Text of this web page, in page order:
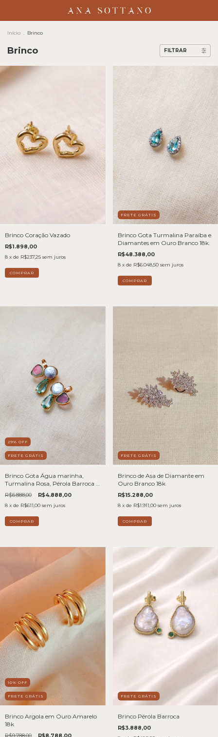
Início . Brinco
Brinco FILTRAR
Brinco Coração Vazado
R$1.898,00
8 x de R$237,25 sem juros
FRETE GRÁTIS
Brinco Gota Turmalina Paraíba e
Diamantes em Ouro Branco 18k.
R$48.388,00
8 x de R$6.048,50 sem juros
29% OFF
FRETE GRÁTIS
Brinco Gota Água marinha,
Turmalina Rosa, Pérola Barroca e
Navete de Topázio Imperial
R$6.888,00 R$4.888,00
8 x de R$611,00 sem juros
FRETE GRÁTIS
Brinco de Asa de Diamante em
Ouro Branco 18k
R$15.288,00
8 x de R$1.911,00 sem juros
10% OFF
FRETE GRÁTIS
Brinco Argola em Ouro Amarelo
18k
R$9.788,00 R$8.788,00
FRETE GRÁTIS
Brinco Pérola Barroca
R$3.888,00